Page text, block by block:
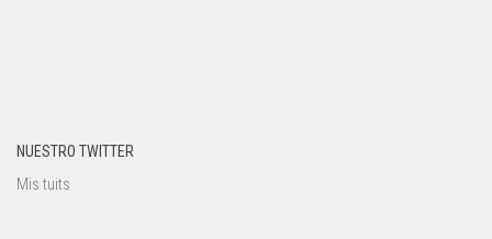
NUESTRO TWITTER
Mis tuits